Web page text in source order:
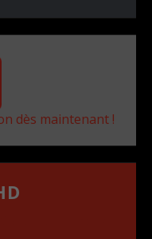
dès maintenant !